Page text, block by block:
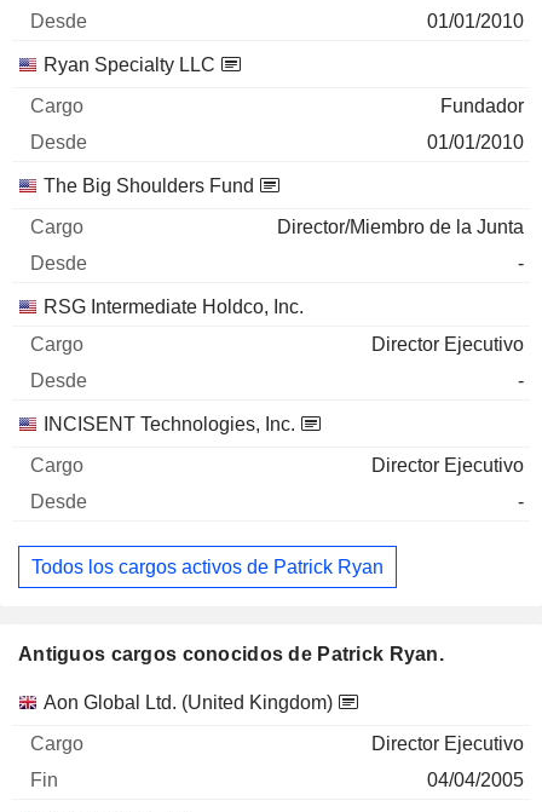
01/01/2010
Ryan Specialty LLC
Fundador
01/01/2010
The Big Shoulders Fund
Director/Miembro de la Junta
-
RSG Intermediate Holdco, Inc.
Director Ejecutivo
-
INCISENT Technologies, Inc.
Director Ejecutivo
-
Todos los cargos activos de Patrick Ryan
Antiguos cargos conocidos de Patrick Ryan.
Empresas Cargo Fin
Aon Global Ltd. (United Kingdom)
Director Ejecutivo
04/04/2005